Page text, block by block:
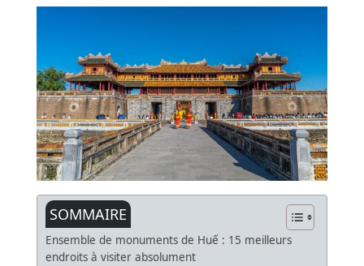
SOMMAIRE
Ensemble de monuments de Huế : 15 meilleurs
endroits à visiter absolument